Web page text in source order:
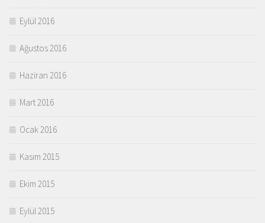
Eylül 2016
Ağustos 2016
Haziran 2016
Mart 2016
Ocak 2016
Kasım 2015
Ekim 2015
Eylül 2015